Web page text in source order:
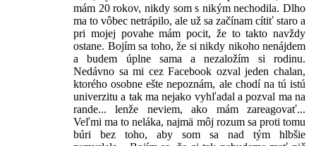
mám 20 rokov, nikdy som s nikým nechodila. Dlho
ma to vôbec netrápilo, ale už sa začínam cítiť staro a
pri mojej povahe mám pocit, že to takto navždy
ostane. Bojím sa toho, že si nikdy nikoho nenájdem
a budem úplne sama a nezaložím si rodinu.
Nedávno sa mi cez Facebook ozval jeden chalan,
ktorého osobne ešte nepoznám, ale chodí na tú istú
univerzitu a tak ma nejako vyhľadal a pozval ma na
rande... lenže neviem, ako mám zareagovať...
Veľmi ma to neláka, najmä môj rozum sa proti tomu
búri bez toho, aby som sa nad tým hlbšie